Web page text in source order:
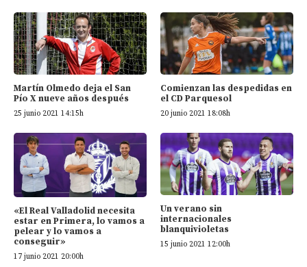
Martín Olmedo deja el San
Pío X nueve años después
25 junio 2021 14:15h
Comienzan las despedidas en
el CD Parquesol
20 junio 2021 18:08h
«El Real Valladolid necesita
estar en Primera, lo vamos a
pelear y lo vamos a
conseguir»
17 junio 2021 20:00h
Un verano sin
internacionales
blanquivioletas
15 junio 2021 12:00h